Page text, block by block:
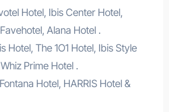
Hotel, Ibis Center Hotel,
Alana Hotel .
Hotel, The 1O1 Hotel, Ibis Style
Prime Hotel .
Hotel, HARRIS Hotel &